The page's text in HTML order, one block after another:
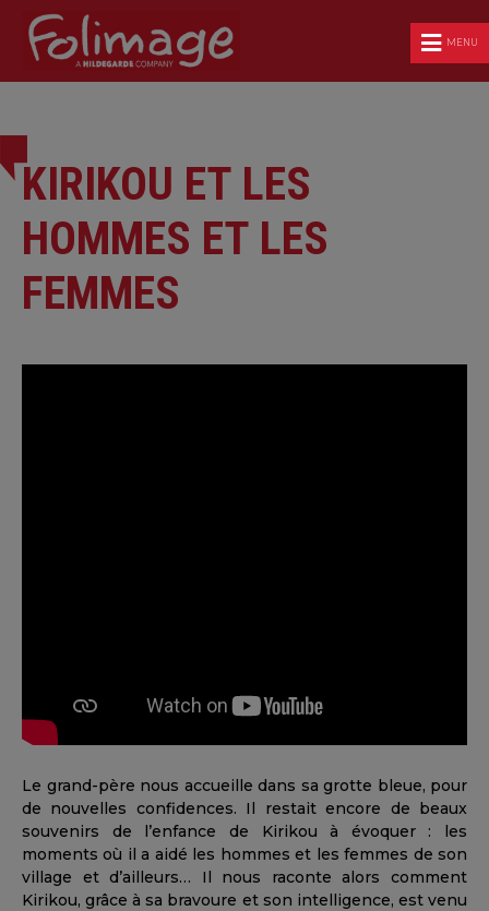
MENU
KIRIKOU ET LES
HOMMES ET LES
FEMMES
Le grand-père nous accueille dans sa grotte bleue, pour
de nouvelles confidences. Il restait encore de beaux
souvenirs de l’enfance de Kirikou à évoquer : les
moments où il a aidé les hommes et les femmes de son
village et d’ailleurs… Il nous raconte alors comment
Kirikou, grâce à sa bravoure et son intelligence, est venu